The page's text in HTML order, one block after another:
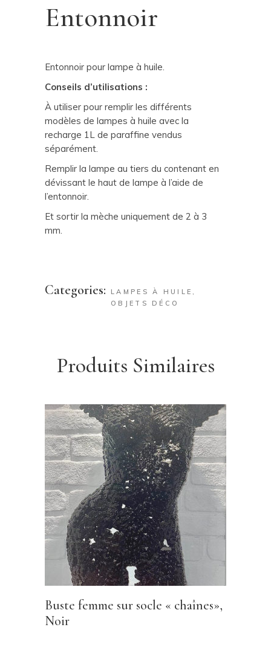
Entonnoir
Entonnoir pour lampe à huile.
Conseils d’utilisations :
À utiliser pour remplir les différents
modèles de lampes à huile avec la
recharge 1L de paraffine vendus
séparément.
Remplir la lampe au tiers du contenant en
dévissant le haut de lampe à l’aide de
l’entonnoir.
Et sortir la mèche uniquement de 2 à 3
mm.
Categories: LAMPES À HUILE ,
OBJETS DÉCO
Produits Similaires
Buste femme sur socle « chaînes»,
Noir